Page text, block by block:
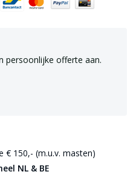
persoonlijke offerte aan.
€ 150,- (m.u.v. masten)
NL & BE